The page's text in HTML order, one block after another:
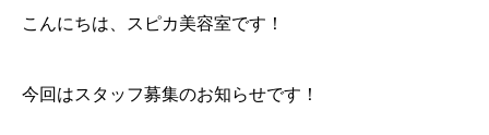
こんにちは、スピカ美容室です！
今回はスタッフ募集のお知らせです！